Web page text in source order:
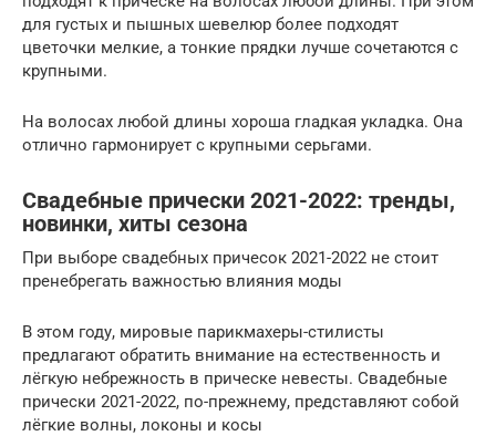
для густых и пышных шевелюр более подходят
цветочки мелкие, а тонкие прядки лучше сочетаются с
крупными.
На волосах любой длины хороша гладкая укладка. Она
отлично гармонирует с крупными серьгами.
Свадебные прически 2021-2022: тренды,
новинки, хиты сезона
При выборе свадебных причесок 2021-2022 не стоит
пренебрегать важностью влияния моды
В этом году, мировые парикмахеры-стилисты
предлагают обратить внимание на естественность и
лёгкую небрежность в прическе невесты. Свадебные
прически 2021-2022, по-прежнему, представляют собой
лёгкие волны, локоны и косы